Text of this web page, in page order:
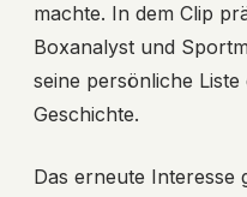
machte. In dem Clip
Boxanalyst und
seine persönliche
Geschichte.
Das erneute Interesse